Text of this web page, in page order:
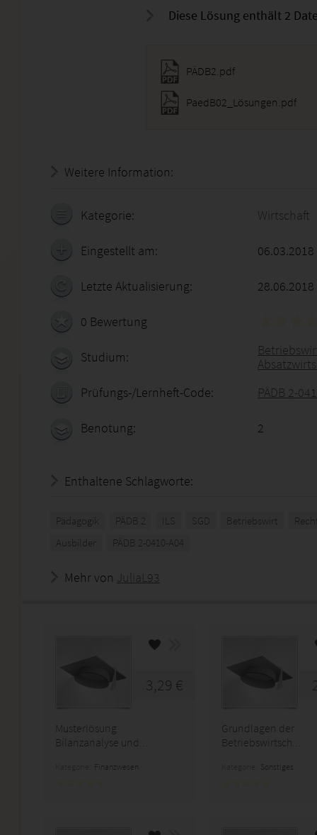
Diese Lösung enthält 2
PÄDB2.pdf
PaedB02_Lösungen.pdf
Weitere Information:
Kategorie: Wirtschaft
Eingestellt am:
Letzte Aktualisierung: 28.06.2018
0 Bewertung
Studium:
Prüfungs-/Lernheft-Code:
PÄDB 2-
Benotung: 2
Enthaltene Schlagworte:
Pädagogik PÄDB 2 ILS SGD Betriebswirt
Ausbilder
PÄDB 2-0410-A04
Mehr von JuliaL93
3,29 €
Musterlösung
Bilanzanalyse und...
Finanzwesen
Grundlagen der
Betriebswirtsch...
Sonstiges